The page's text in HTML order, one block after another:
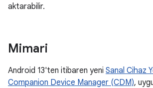
aktarabilir.
Mimari
Android 13'ten itibaren yeni Sanal Cihaz
Companion Device Manager (CDM),